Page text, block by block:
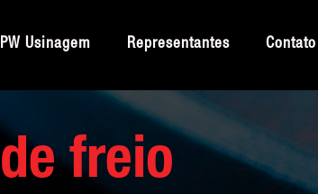
PW Usinagem Representantes Contato
de freio